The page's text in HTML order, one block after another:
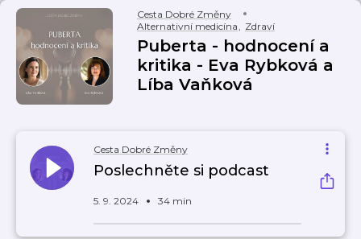
Cesta Dobré Změny
Alternativní medicína, Zdraví
Puberta - hodnocení a
kritika - Eva Rybková a
Líba Vaňková
Cesta Dobré Změny
Poslechněte si podcast
5. 9. 2024 34 min